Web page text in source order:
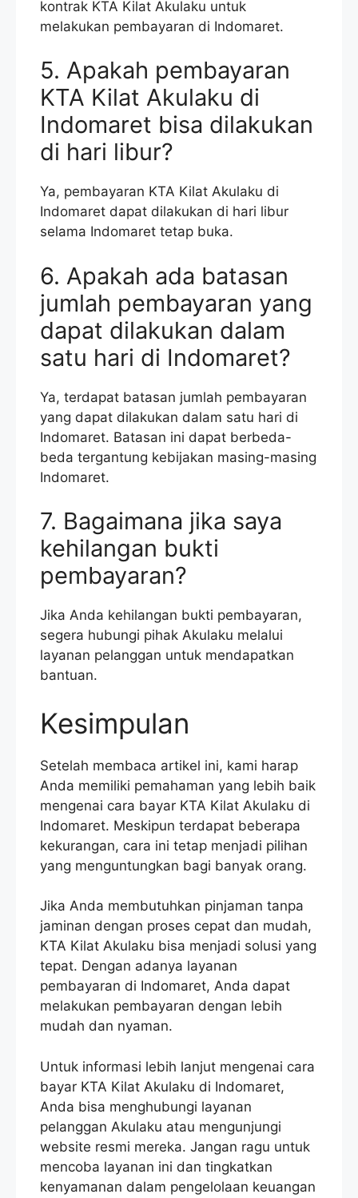
kontrak KTA Kilat Akulaku untuk
melakukan pembayaran di Indomaret.
5. Apakah pembayaran
KTA Kilat Akulaku di
Indomaret bisa dilakukan
di hari libur?
Ya, pembayaran KTA Kilat Akulaku di
Indomaret dapat dilakukan di hari libur
selama Indomaret tetap buka.
6. Apakah ada batasan
jumlah pembayaran yang
dapat dilakukan dalam
satu hari di Indomaret?
Ya, terdapat batasan jumlah pembayaran
yang dapat dilakukan dalam satu hari di
Indomaret. Batasan ini dapat berbeda-
beda tergantung kebijakan masing-masing
Indomaret.
7. Bagaimana jika saya
kehilangan bukti
pembayaran?
Jika Anda kehilangan bukti pembayaran,
segera hubungi pihak Akulaku melalui
layanan pelanggan untuk mendapatkan
bantuan.
Kesimpulan
Setelah membaca artikel ini, kami harap
Anda memiliki pemahaman yang lebih baik
mengenai cara bayar KTA Kilat Akulaku di
Indomaret. Meskipun terdapat beberapa
kekurangan, cara ini tetap menjadi pilihan
yang menguntungkan bagi banyak orang.
Jika Anda membutuhkan pinjaman tanpa
jaminan dengan proses cepat dan mudah,
KTA Kilat Akulaku bisa menjadi solusi yang
tepat. Dengan adanya layanan
pembayaran di Indomaret, Anda dapat
melakukan pembayaran dengan lebih
mudah dan nyaman.
Untuk informasi lebih lanjut mengenai cara
bayar KTA Kilat Akulaku di Indomaret,
Anda bisa menghubungi layanan
pelanggan Akulaku atau mengunjungi
website resmi mereka. Jangan ragu untuk
mencoba layanan ini dan tingkatkan
kenyamanan dalam pengelolaan keuangan